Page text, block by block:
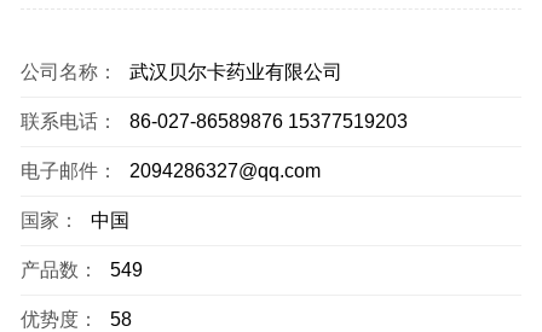
公司名称： 武汉贝尔卡药业有限公司
联系电话： 86-027-86589876 15377519203
电子邮件： 2094286327@qq.com
国家： 中国
产品数： 549
优势度： 58